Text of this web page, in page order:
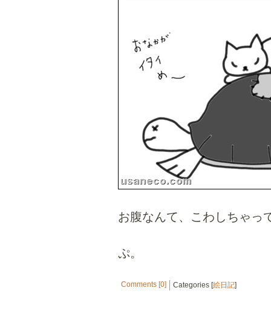
お腹なんて、こわしちゃっ
ぷ。
Comments [0] Categories [絵日記]